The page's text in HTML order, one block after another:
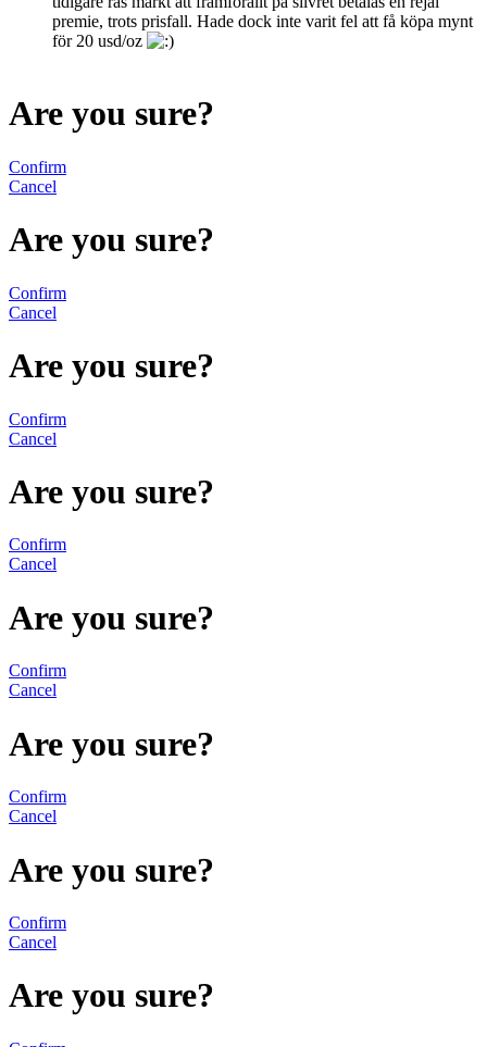
premie, trots prisfall. Hade dock inte varit fel att få köpa mynt
för 20 usd/oz
Are you sure?
Confirm
Cancel
Are you sure?
Confirm
Cancel
Are you sure?
Confirm
Cancel
Are you sure?
Confirm
Cancel
Are you sure?
Confirm
Cancel
Are you sure?
Confirm
Cancel
Are you sure?
Confirm
Cancel
Are you sure?